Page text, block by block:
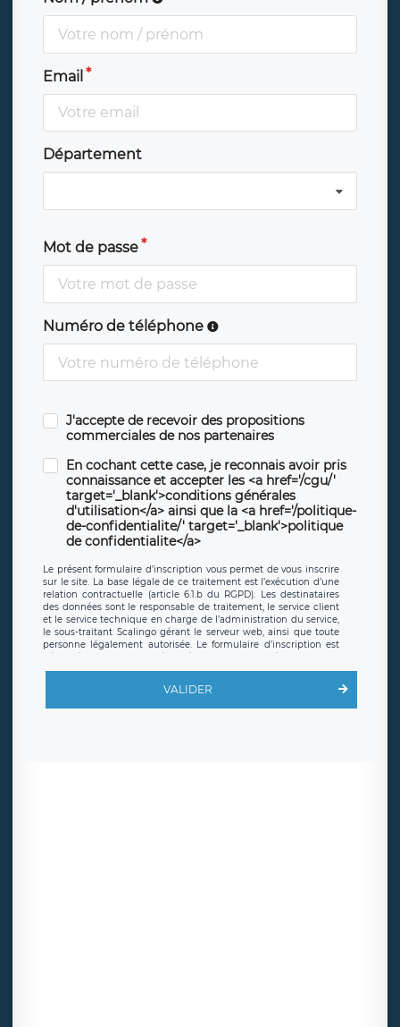
Email
Département
Mot de passe
Numéro de téléphone
J'accepte de recevoir des propositions
commerciales de nos partenaires
En cochant cette case, je reconnais avoir pris
connaissance et accepter les <a href='/cgu/'
target='_blank'>conditions générales
d'utilisation</a> ainsi que la <a href='/politique-
de-confidentialite/' target='_blank'>politique
de confidentialite</a>
Le présent formulaire d’inscription vous permet de vous inscrire
sur le site. La base légale de ce traitement est l’exécution d’une
relation contractuelle (article 6.1.b du RGPD). Les destinataires
des données sont le responsable de traitement, le service client
et le service technique en charge de l’administration du service,
le sous-traitant Scalingo gérant le serveur web, ainsi que toute
personne légalement autorisée. Le formulaire d’inscription est
offrant desclauses de protection conformes au RGPD. Les
en sollicite la suppression, étant entendu que vous pouvez
demander la suppression de vos données et retirer votre
VALIDER